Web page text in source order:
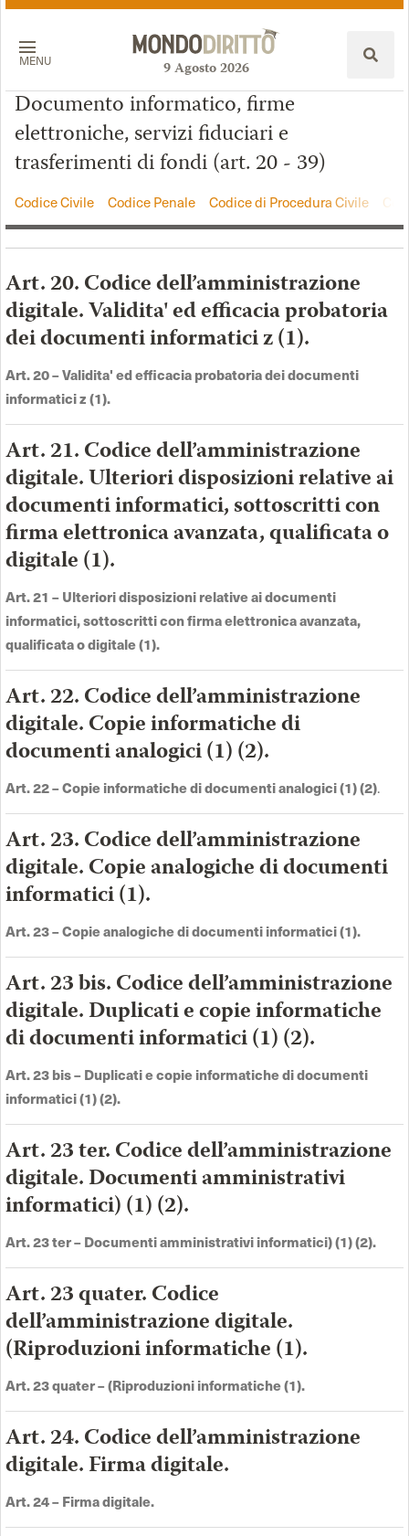
MENU 9Agosto2026
Documento informatico, firme
elettroniche, servizi fiduciari e
trasferimenti di fondi (art. 20 - 39)
Codice Civile Codice Penale Codice di Procedura Civile
Art. 20. Codice dell’amministrazione
digitale. Validita' ed efficacia probatoria
dei documenti informatici z (1).
Art. 20–Validita' ed efficacia probatoria dei documenti
informatici z (1).
Art. 21. Codice dell’amministrazione
digitale. Ulteriori disposizioni relative ai
documenti informatici, sottoscritti con
firma elettronica avanzata, qualificata o
digitale (1).
Art. 21 –Ulteriori disposizioni relative ai documenti
informatici, sottoscritti con firma elettronica avanzata,
qualificata o digitale (1).
Art. 22. Codice dell’amministrazione
digitale. Copie informatiche di
documenti analogici (1) (2).
Art. 22–Copie informatiche di documenti analogici (1) (2).
Art. 23. Codice dell’amministrazione
digitale. Copie analogiche di documenti
informatici (1).
Art. 23–Copie analogiche di documenti informatici (1).
Art. 23 bis. Codice dell’amministrazione
digitale. Duplicati e copie informatiche
di documenti informatici (1) (2).
Art. 23 bis–Duplicati e copie informatiche di documenti
informatici (1) (2).
Art. 23 ter. Codice dell’amministrazione
digitale. Documenti amministrativi
informatici) (1) (2).
Art. 23 ter–Documenti amministrativi informatici) (1) (2).
Art. 23 quater. Codice
dell’amministrazione digitale.
(Riproduzioni informatiche (1).
Art. 23 quater–(Riproduzioni informatiche (1).
Art. 24. Codice dell’amministrazione
digitale. Firma digitale.
Art. 24 –Firma digitale.